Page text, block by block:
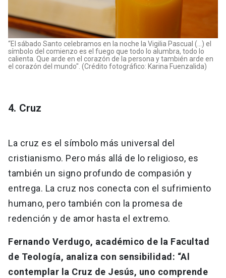
“El sábado Santo celebramos en la noche la Vigilia Pascual (...) el
símbolo del comienzo es el fuego que todo lo alumbra, todo lo
calienta. Que arde en el corazón de la persona y también arde en
el corazón del mundo". (Crédito fotográfico: Karina Fuenzalida)
4. Cruz
La cruz es el símbolo más universal del
cristianismo. Pero más allá de lo religioso, es
también un signo profundo de compasión y
entrega. La cruz nos conecta con el sufrimiento
humano, pero también con la promesa de
redención y de amor hasta el extremo.
Fernando Verdugo, académico de la Facultad
de Teología, analiza con sensibilidad: “Al
contemplar la Cruz de Jesús, uno comprende